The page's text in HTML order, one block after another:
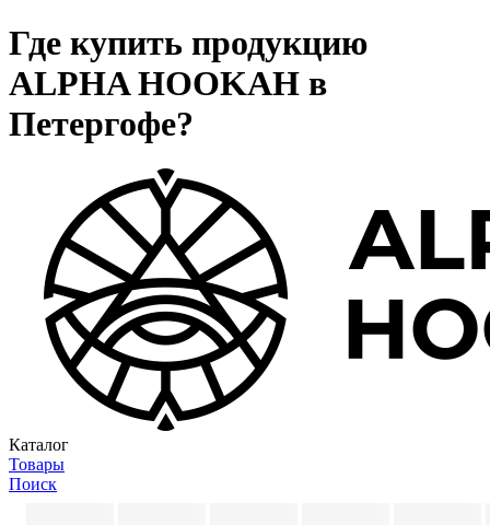
Где купить продукцию
ALPHA HOOKAH в
Петергофе?
Каталог
Товары
Поиск